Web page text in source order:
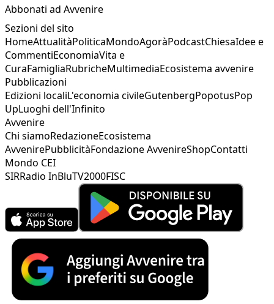
Abbonati ad Avvenire
Sezioni del sito
HomeAttualitàPoliticaMondoAgoràPodcastChiesaIdee e
CommentiEconomiaVita e
CuraFamigliaRubricheMultimediaEcosistema avvenire
Pubblicazioni
Edizioni localiL'economia civileGutenbergPopotusPop
UpLuoghi dell'Infinito
Avvenire
Chi siamoRedazioneEcosistema
AvvenirePubblicitàFondazione AvvenireShopContatti
Mondo CEI
SIRRadio InBluTV2000FISC